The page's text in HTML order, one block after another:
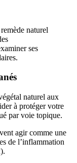
naturel
ses
naturel aux
à protéger votre
par voie topique.
agir comme une
de l’inflammation